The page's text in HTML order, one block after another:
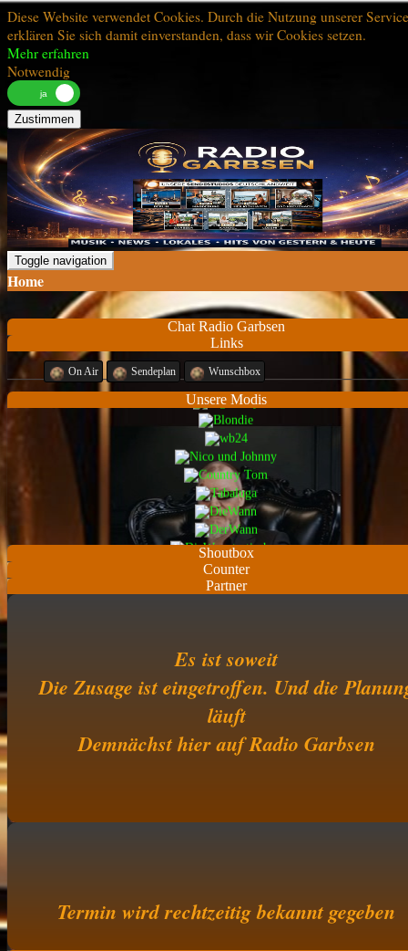
Diese Website verwendet Cookies. Durch die Nutzung unserer
erklären Sie sich damit einverstanden, dass wir Cookies setzen.
Mehr erfahren
Notwendig
Zustimmen
Toggle navigation
Home
Chat Radio Garbsen
Links
On Air Sendeplan Wunschbox
Unsere Modis
Shoutbox
Counter
Partner
Es ist soweit
Die Zusage ist eingetroffen. Und die
läuft
Demnächst hier auf Radio Garbsen
Termin wird rechtzeitig bekannt gegeben